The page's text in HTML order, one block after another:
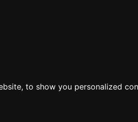
to show you personalized